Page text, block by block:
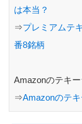
は本当？
⇒プレミアムテ
番8銘柄
Amazonのテキー
⇒Amazonのテ